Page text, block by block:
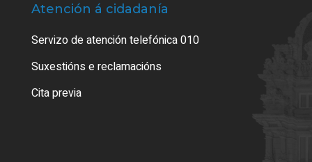
Atención á cidadanía
Servizo de atención telefónica 010
Suxestións e reclamacións
Cita previa